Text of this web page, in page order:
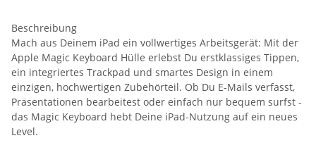
Beschreibung
Mach aus Deinem iPad ein vollwertiges Arbeitsgerät: Mit der
Apple Magic Keyboard Hülle erlebst Du erstklassiges Tippen,
ein integriertes Trackpad und smartes Design in einem
einzigen, hochwertigen Zubehörteil. Ob Du E-Mails verfasst,
Präsentationen bearbeitest oder einfach nur bequem surfst -
das Magic Keyboard hebt Deine iPad-Nutzung auf ein neues
Level.